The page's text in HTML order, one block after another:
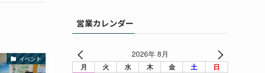
イベント
営業カレンダー
2026年 8月
月 火 水 木 金 土 日